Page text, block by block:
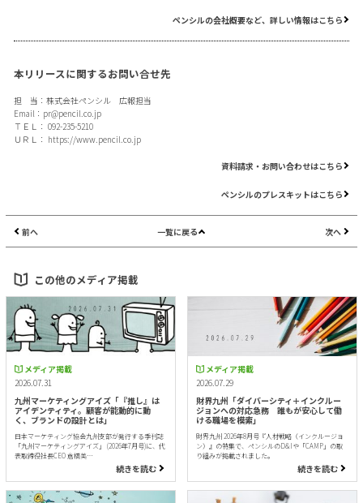
ペンシルの会社概要など、詳しい情報はこちら
本リリースに関するお問い合せ先
担 当：株式会社ペンシル 広報担当
Email： pr@pencil.co.jp
ＴＥＬ： 092-235-5210
ＵＲＬ： https://www.pencil.co.jp
資料請求・お問い合わせはこちら
ペンシルのプレスキットはこちら
前へ 一覧に戻る 次へ
この他のメディア掲載
メディア掲載
2026.07.31
九州マーケティングアイズ「『推し』は
アイデンティティ。顧客が能動的に動
く、ブランドの設計とは」
日本マーケティング協会九州支部が発行する季刊誌
「九州マーケティングアイズ」 (2026年7月号)に、代
表取締役社長CEO 倉橋美…
続きを読む
メディア掲載
2026.07.29
財界九州「ダイバーシティ＋インクルー
ジョンへの対応急務 誰もが安心して働
ける職場を模索」
財界九州 2026年8月号『人材戦略（インクルージョ
ン）』の特集で、ペンシルのD&Iや「CAMP」の取
り組みが掲載されました。
続きを読む